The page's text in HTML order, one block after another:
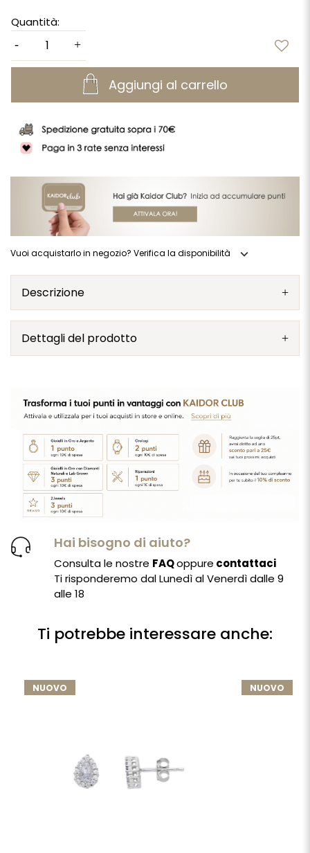
Quantità:
Aggiungi al carrello
Vuoi acquistarlo in negozio? Verifica la disponibilità expand_more
Descrizione
Dettagli del prodotto
Hai bisogno di aiuto?
Consulta le nostre FAQoppure contattaci
Ti risponderemo dal Lunedì al Venerdì dalle 9
alle 18
Ti potrebbe interessare anche:
NUOVO NUOVO